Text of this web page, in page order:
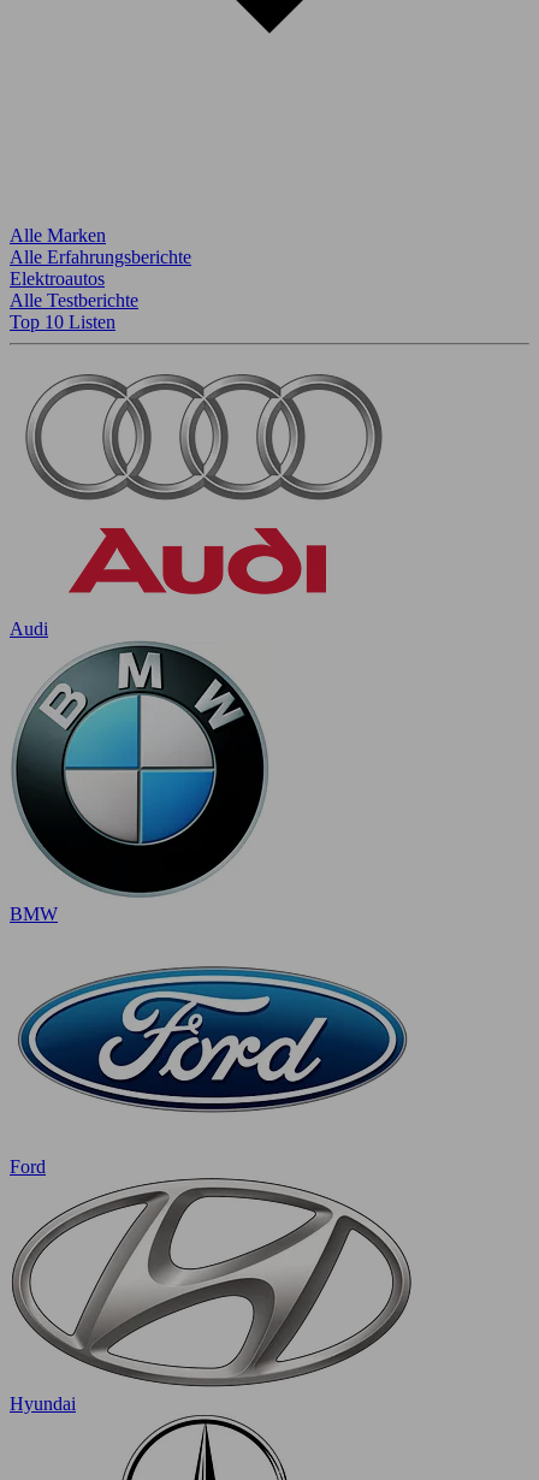
Alle Marken
Alle Erfahrungsberichte
Elektroautos
Alle Testberichte
Top 10 Listen
Audi
BMW
Ford
Hyundai